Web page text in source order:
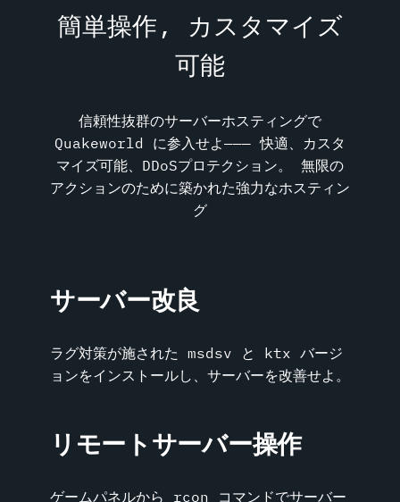
簡単操作, カスタマイズ
可能
信頼性抜群のサーバーホスティングで
Quakeworld に参入せよ――― 快適、カスタ
マイズ可能、DDoSプロテクション。 無限の
アクションのために築かれた強力なホスティン
グ
サーバー改良
ラグ対策が施された msdsv と ktx バージ
ョンをインストールし、サーバーを改善せよ。
リモートサーバー操作
ゲームパネルから rcon コマンドでサーバー